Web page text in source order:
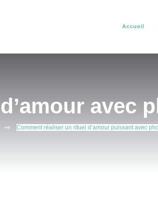
Accueil
avec
Comment réaliser un rituel d’amour puissant avec